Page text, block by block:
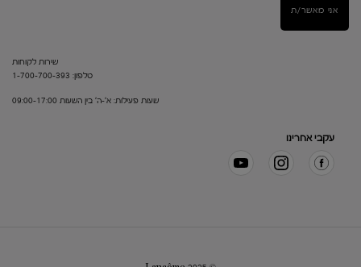
אני מאשר/ת
שירות לקוחות
טלפון: 1-700-700-393
שעות פעילות: א'-ה' בין השעות 09:00-17:00
עקבי אחרינו